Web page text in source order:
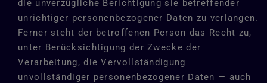
die unverzügliche Berichtigung sie betreffender
unrichtiger personenbezogener Daten zu verlangen.
Ferner steht der betroffenen Person das Recht zu,
unter Berücksichtigung der Zwecke der
Verarbeitung, die Vervollständigung
unvollständiger personenbezogener Daten — auch